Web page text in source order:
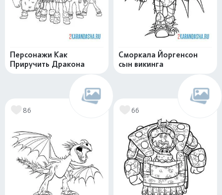
Персонажи Как
Приручить Дракона
Сморкала Йоргенсон
сын викинга
86 66